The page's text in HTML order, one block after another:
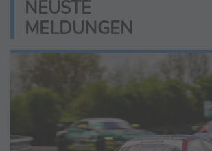
NEUSTE
MELDUNGEN